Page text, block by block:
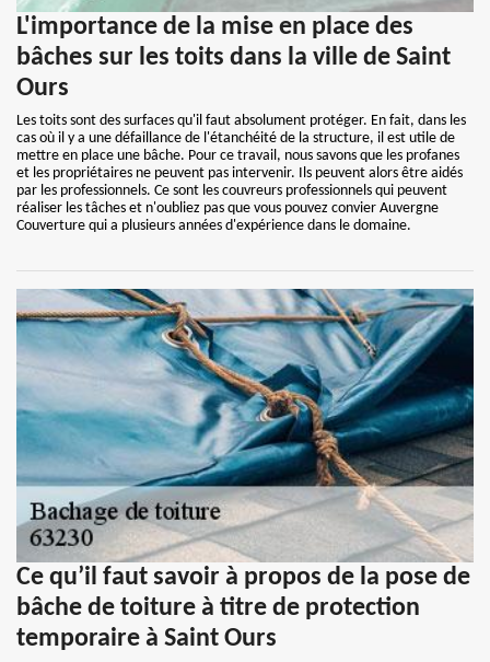
L'importance de la mise en place des
bâches sur les toits dans la ville de Saint
Ours
Les toits sont des surfaces qu'il faut absolument protéger. En fait, dans les
cas où il y a une défaillance de l'étanchéité de la structure, il est utile de
mettre en place une bâche. Pour ce travail, nous savons que les profanes
et les propriétaires ne peuvent pas intervenir. Ils peuvent alors être aidés
par les professionnels. Ce sont les couvreurs professionnels qui peuvent
réaliser les tâches et n'oubliez pas que vous pouvez convier Auvergne
Couverture qui a plusieurs années d'expérience dans le domaine.
Ce qu’il faut savoir à propos de la pose de
bâche de toiture à titre de protection
temporaire à Saint Ours